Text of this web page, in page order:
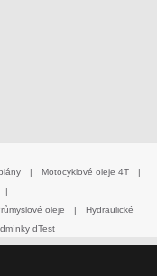
| Motocyklové oleje 4T
|
|
oleje |
Hydraulické
dTest